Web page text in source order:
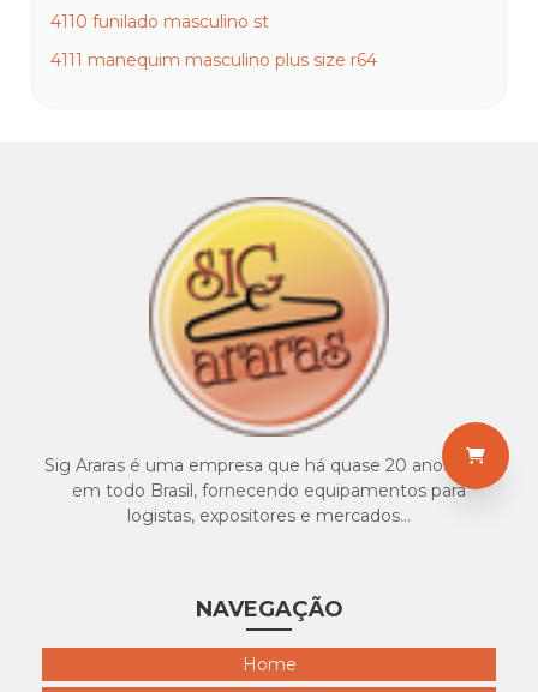
4110 funilado masculino st
4111 manequim masculino plus size r64
4115 pernão masculino adão
4116 pernão masculino rambo
4117 expositor calça masculinok51
4118 busto masculino
4119 busto masculino r72
4120 expositor bermuda masculino
4122 ps cueca s9
4123 PVC Masculino
Sig Araras é uma empresa que há quase 20 anos atua
em todo Brasil, fornecendo equipamentos para
logistas, expositores e mercados...
NAVEGAÇÃO
Home